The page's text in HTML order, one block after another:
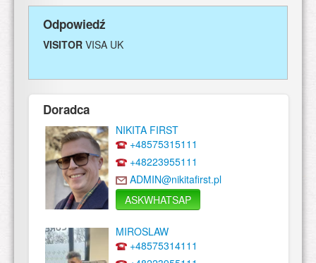
Odpowiedź
VISITOR VISA UK
Doradca
NIKITA FIRST
+48575315111
+48223955111
ADMIN@nikitafirst.pl
ASKWHATSAP
MIROSLAW
+48575314111